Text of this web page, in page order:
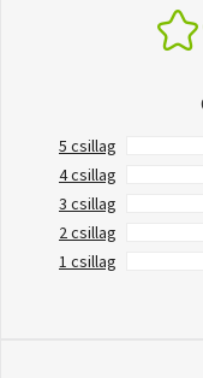
5 csillag
4 csillag
3 csillag
2 csillag
1 csillag